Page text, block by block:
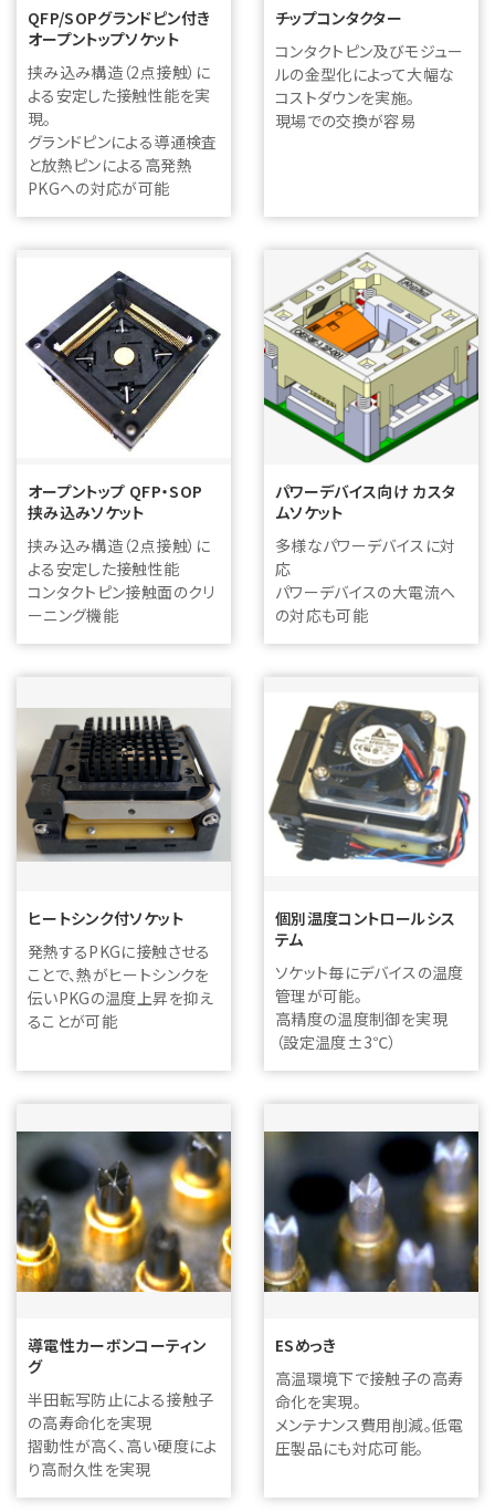
QFP/SOPグランドピン付き
オープントップソケット
挟み込み構造（2点接触）に
よる安定した接触性能を実
現。
グランドピンによる導通検査
と放熱ピンによる高発熱
PKGへの対応が可能
チップコンタクター
コンタクトピン及びモジュー
ルの金型化によって大幅な
コストダウンを実施。
現場での交換が容易
オープントップ QFP・SOP
挟み込みソケット
挟み込み構造（2点接触）に
よる安定した接触性能
コンタクトピン接触面のクリ
ーニング機能
パワーデバイス向け カスタ
ムソケット
多様なパワーデバイスに対
応
パワーデバイスの大電流へ
の対応も可能
ヒートシンク付ソケット
発熱するPKGに接触させる
ことで、熱がヒートシンクを
伝いPKGの温度上昇を抑え
ることが可能
個別温度コントロールシス
テム
ソケット毎にデバイスの温度
管理が可能。
高精度の温度制御を実現
（設定温度±3℃）
導電性カーボンコーティン
グ
半田転写防止による接触子
の高寿命化を実現
摺動性が高く、高い硬度によ
り高耐久性を実現
ESめっき
高温環境下で接触子の高寿
命化を実現。
メンテナンス費用削減。低電
圧製品にも対応可能。